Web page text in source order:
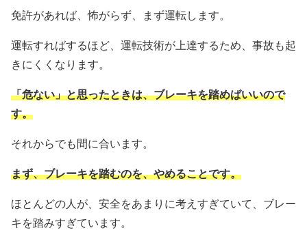
免許があれば、怖がらず、まず運転します。
運転すればするほど、運転技術が上達するため、事故も起
きにくくなります。
「危ない」と思ったときは、ブレーキを踏めばいいので
す。
それからでも間に合います。
まず、ブレーキを踏むのを、やめることです。
ほとんどの人が、安全をあまりに考えすぎていて、ブレー
キを踏みすぎています。